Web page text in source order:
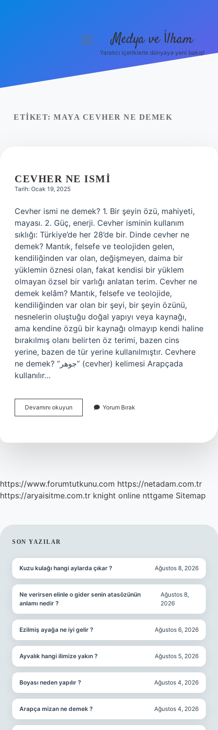
Yasal Uyarı
menüyüMedya ve İlham
Yaratıcı içeriklerle dünyaya yeni bakış!
ETIKET: MAYA CEVHER NE DEMEK
CEVHER NE ISMI
Tarih: Ocak 19, 2025
Cevher ismi ne demek? 1. Bir şeyin özü, mahiyeti,
mayası. 2. Güç, enerji. Cevher isminin kullanım
sıklığı: Türkiye’de her 28’de bir. Dinde cevher ne
demek? Mantık, felsefe ve teolojiden gelen,
kendiliğinden var olan, değişmeyen, daima bir
yüklemin öznesi olan, fakat kendisi bir yüklem
olmayan özsel bir varlığı anlatan terim. Cevher ne
demek kelâm? Mantık, felsefe ve teolojide,
kendiliğinden var olan bir şeyi, bir şeyin özünü,
nesnelerin oluştuğu doğal yapıyı veya kaynağı,
ama kendine özgü bir kaynağı olmayıp kendi haline
bırakılmış olanı belirten öz terimi, bazen cins
yerine, bazen de tür yerine kullanılmıştır. Cevhere
ne demek? “جوهر” (cevher) kelimesi Arapçada
kullanılır…
Devamını okuyun
Ne
Yorum Bırak
https://www.forumtutkunu.com https://netadam.com.tr
https://aryaisitme.com.tr knight online nttgame Sitemap
SIDEBAR
SON YAZILAR
Kuzu kulağı hangi aylarda çıkar ? Ağustos 8, 2026
Ne verirsen elinle o gider senin atasözünün
anlamı nedir ?
Ağustos 8,
2026
Ezilmiş ayağa ne iyi gelir ? Ağustos 6, 2026
Ayvalık hangi ilimize yakın ? Ağustos 5, 2026
Boyası neden yapılır ? Ağustos 4, 2026
Arapça mizan ne demek ? Ağustos 4, 2026